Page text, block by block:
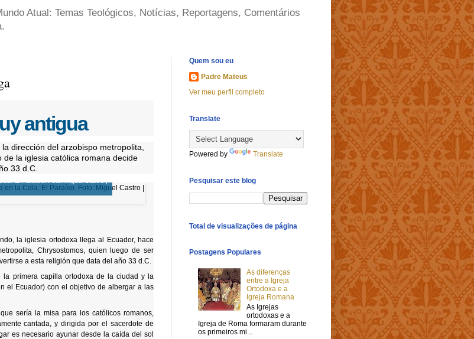
Atual: Temas Teológicos, Notícias, Reportagens, Comentários
antigua
dirección del arzobispo metropolita,
la iglesia católica romana decide
33 d.C.
la iglesia ortodoxa llega al Ecuador, hace
Chrysostomos, quien luego de ser
a esta religión que data del año 33 d.C.
la primera capilla ortodoxa de la ciudad y la
el Ecuador) con el objetivo de albergar a las
sería la misa para los católicos romanos,
cantada, y dirigida por el sacerdote de
es necesario ayunar desde la caída del sol
Quem sou eu
Padre Mateus
Ver meu perfil completo
Translate
Powered by Translate
Pesquisar este blog
Total de visualizações de página
Postagens Populares
As diferenças
entre a Igreja
Ortodoxa e a
Igreja Romana
As Igrejas
ortodoxas e a
Igreja de Roma formaram durante
os primeiros mi...